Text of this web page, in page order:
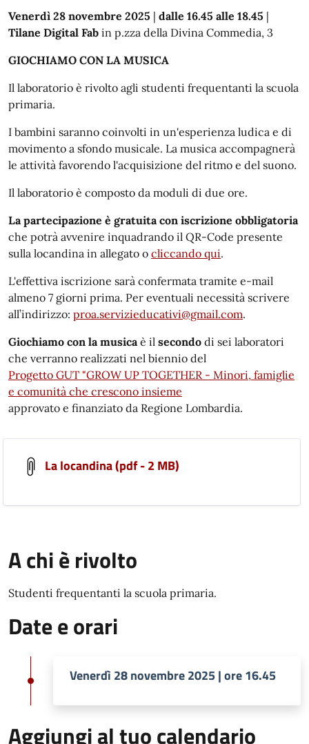
Venerdì 28 novembre 2025 | dalle 16.45 alle 18.45 |
Tilane Digital Fab in p.zza della Divina Commedia, 3
GIOCHIAMO CON LA MUSICA
Il laboratorio è rivolto agli studenti frequentanti la scuola
primaria.
I bambini saranno coinvolti in un'esperienza ludica e di
movimento a sfondo musicale. La musica accompagnerà
le attività favorendo l'acquisizione del ritmo e del suono.
Il laboratorio è composto da moduli di due ore.
La partecipazione è gratuita con iscrizione obbligatoria
che potrà avvenire inquadrando il QR-Code presente
sulla locandina in allegato o cliccando qui.
L'effettiva iscrizione sarà confermata tramite e-mail
almeno 7 giorni prima. Per eventuali necessità scrivere
all’indirizzo: proa.servizieducativi@gmail.com.
Giochiamo con la musicaè il secondo di sei laboratori
che verranno realizzati nel biennio del
Progetto GUT "GROW UP TOGETHER - Minori, famiglie
e comunità che crescono insieme
approvato e finanziato da Regione Lombardia.
La locandina (pdf - 2 MB)
A chi è rivolto
Studenti frequentanti la scuola primaria.
Date e orari
Venerdì 28 novembre 2025 | ore 16.45
Aggiungi al tuo calendario